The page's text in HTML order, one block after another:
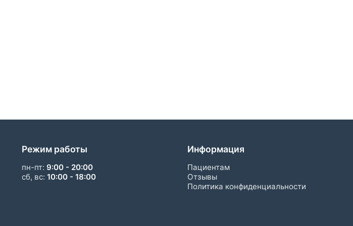
Режим работы
пн-пт: 9:00 - 20:00
сб, вс: 10:00 - 18:00
Информация
Пациентам
Отзывы
Политика конфиденциальности